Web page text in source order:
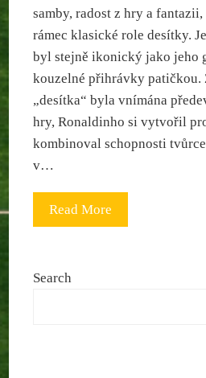
samby, radost z hry a
rámec klasické role desítky.
byl stejně ikonický jako jeho
kouzelné přihrávky patičkou.
„desítka“ byla vnímána
hry, Ronaldinho si vytvořil
kombinoval schopnosti
v…
Read More
Search